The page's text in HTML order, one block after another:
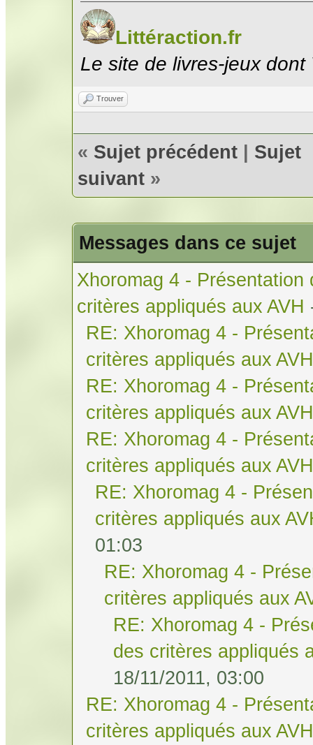
Littéraction.fr
Le site de livres-jeux
Trouver
« Sujet précédent | Sujet
suivant »
Messages dans ce sujet
Xhoromag 4 -
critères appliqués aux AVH
RE: Xhoromag 4 -
critères appliqués aux AVH
RE: Xhoromag 4 -
critères appliqués aux AVH
RE: Xhoromag 4 -
critères appliqués aux AVH
RE: Xhoromag 4 -
critères appliqués aux
01:03
RE: Xhoromag 4 -
critères appliqués aux
RE: Xhoromag 4 -
des critères appliqués
18/11/2011, 03:00
RE: Xhoromag 4 -
critères appliqués aux AVH